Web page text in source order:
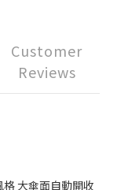
Customer
Reviews
大傘面自動開收